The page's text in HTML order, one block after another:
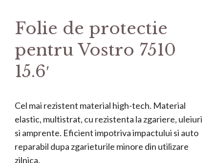
Folie de protectie
pentru Vostro 7510
15.6′
Cel mai rezistent material high-tech. Material
elastic, multistrat, cu rezistenta la zgariere, uleiuri
si amprente. Eficient impotriva impactului si auto
reparabil dupa zgarieturile minore din utilizare
zilnica.